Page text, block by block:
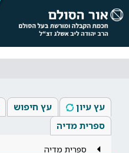
עץ עיון עץ חיפוש
ספרית מדיה
ספרית מדיה